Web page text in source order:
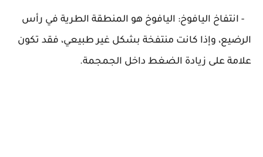
- انتفاخ اليافوخ: اليافوخ هو المنطقة الطرية في رأس
الرضيع، وإذا كانت منتفخة بشكل غير طبيعي، فقد تكون
علامة على زيادة الضغط داخل الجمجمة.